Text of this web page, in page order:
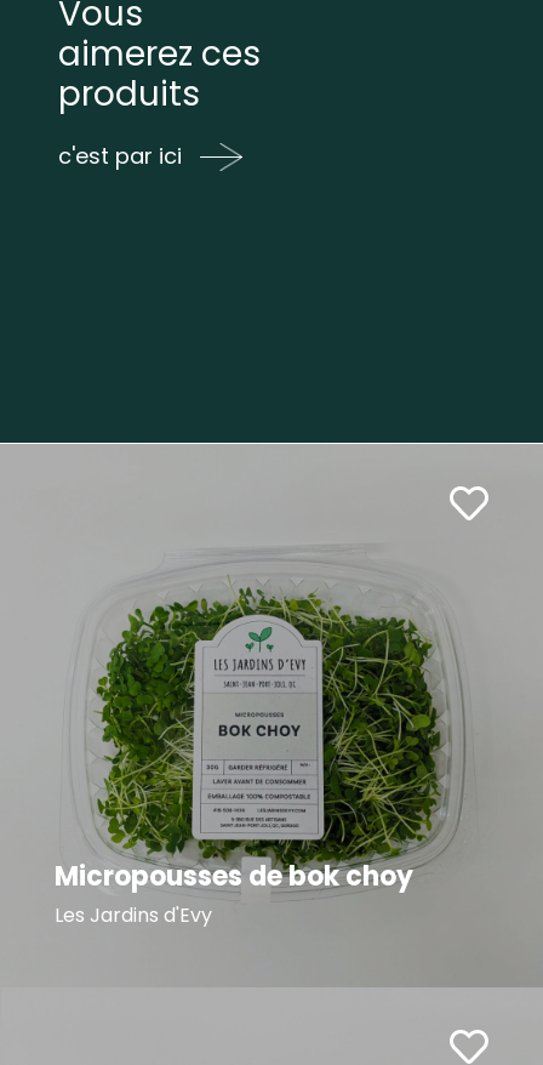
Vous
aimerez ces
produits
c'est par ici
Micropousses de bok choy
Les Jardins d'Evy